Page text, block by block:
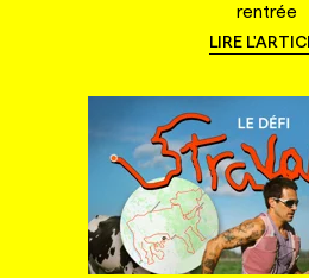
rentrée
LIRE